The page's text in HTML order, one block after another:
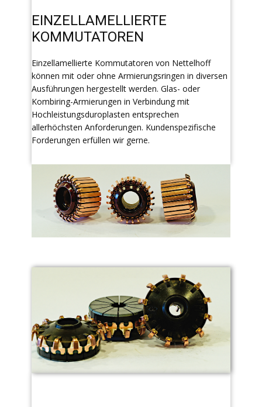
EINZELLAMELLIERTE
KOMMUTATOREN
Einzellamellierte Kommutatoren von Nettelhoff
können mit oder ohne Armierungsringen in diversen
Ausführungen hergestellt werden. Glas- oder
Kombiring-Armierungen in Verbindung mit
Hochleistungsduroplasten entsprechen
allerhöchsten Anforderungen. Kundenspezifische
Forderungen erfüllen wir gerne.